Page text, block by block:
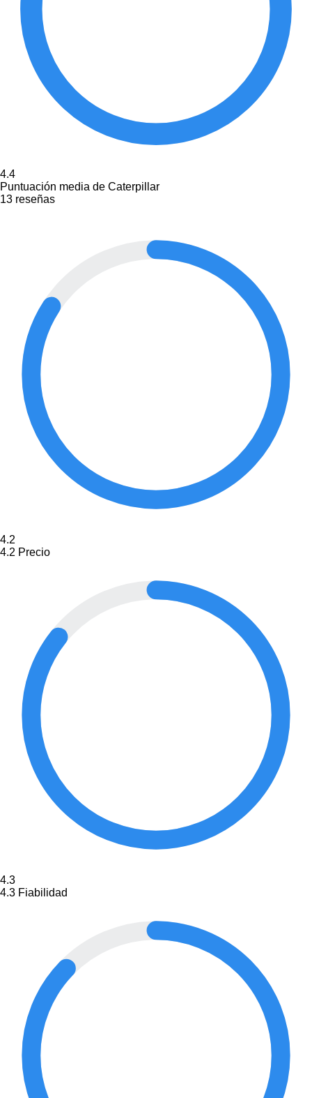
4.4
Puntuación media de Caterpillar
13 reseñas
4.2
4.2 Precio
4.3
4.3 Fiabilidad